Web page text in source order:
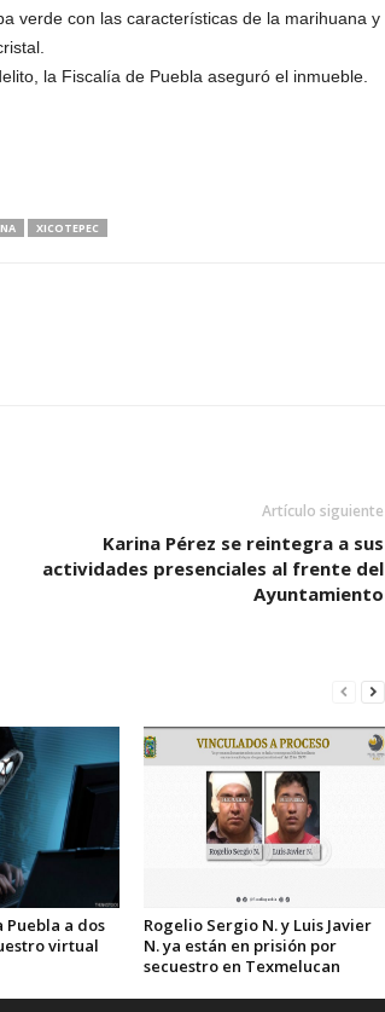
verde con las características de la marihuana y
la Fiscalía de Puebla aseguró el inmueble.
XICOTEPEC
Artículo siguiente
Karina Pérez se reintegra a sus
actividades presenciales al frente del
Ayuntamiento
Puebla a dos
virtual
Rogelio Sergio N. y Luis Javier
N. ya están en prisión por
secuestro en Texmelucan